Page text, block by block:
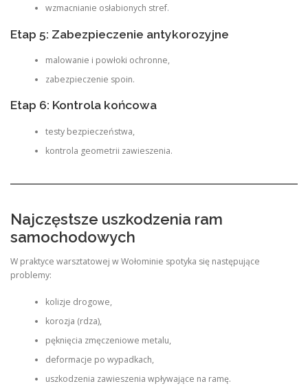
wzmacnianie osłabionych stref.
Etap 5: Zabezpieczenie antykorozyjne
malowanie i powłoki ochronne,
zabezpieczenie spoin.
Etap 6: Kontrola końcowa
testy bezpieczeństwa,
kontrola geometrii zawieszenia.
Najczęstsze uszkodzenia ram
samochodowych
W praktyce warsztatowej w Wołominie spotyka się następujące
problemy:
kolizje drogowe,
korozja (rdza),
pęknięcia zmęczeniowe metalu,
deformacje po wypadkach,
uszkodzenia zawieszenia wpływające na ramę.